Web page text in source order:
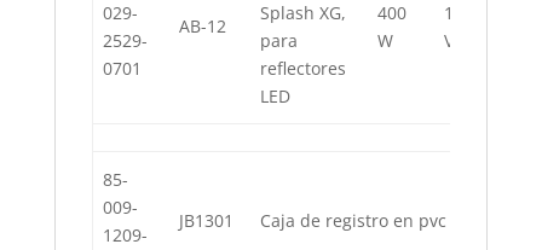
029-
2529-
0701
AB-12
Splash XG,
para
reflectores
LED
400
W
120
V
85-
009-
1209-
JB1301 Caja de registro en pvc